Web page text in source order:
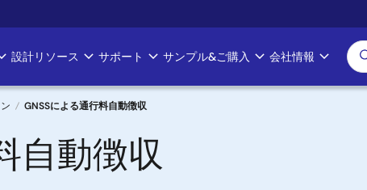
設計リソース サポート サンプル&ご購入 会社情報
GNSSによる通行料自動徴収
自動徴収